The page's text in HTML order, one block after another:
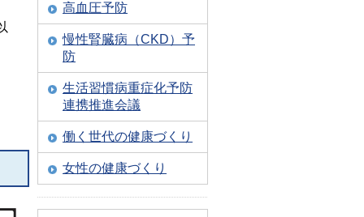
高血圧予防
慢性腎臓病（CKD）予
防
生活習慣病重症化予防
連携推進会議
働く世代の健康づくり
女性の健康づくり